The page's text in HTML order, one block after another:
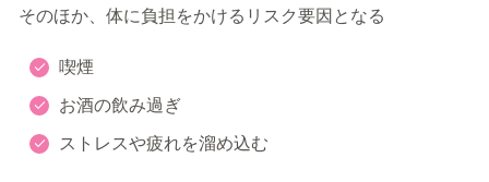
そのほか、体に負担をかけるリスク要因となる
喫煙
お酒の飲み過ぎ
ストレスや疲れを溜め込む